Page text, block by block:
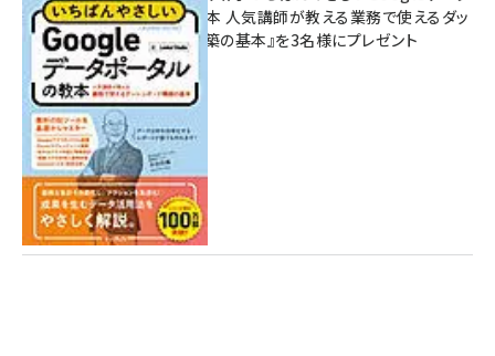
ポータルの教本 人気講師が教える業務で使えるダッ
シュボード構築の基本』を3名様にプレゼント
7月31日 10:00